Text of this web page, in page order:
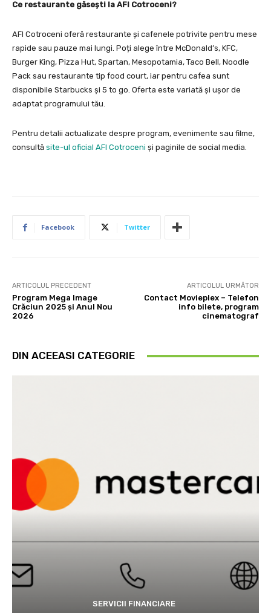
Ce restaurante găsești la AFI Cotroceni?
AFI Cotroceni oferă restaurante și cafenele potrivite pentru mese
rapide sau pauze mai lungi. Poți alege între McDonald’s, KFC,
Burger King, Pizza Hut, Spartan, Mesopotamia, Taco Bell, Noodle
Pack sau restaurante tip food court, iar pentru cafea sunt
disponibile Starbucks și 5 to go. Oferta este variată și ușor de
adaptat programului tău.
Pentru detalii actualizate despre program, evenimente sau filme,
consultă site-ul oficial AFI Cotroceni și paginile de social media.
Facebook Twitter
ARTICOLUL PRECEDENT
Program Mega Image
Crăciun 2025 și Anul Nou
2026
ARTICOLUL URMĂTOR
Contact Movieplex – Telefon
info bilete, program
cinematograf
DIN ACEEASI CATEGORIE
SERVICII FINANCIARE